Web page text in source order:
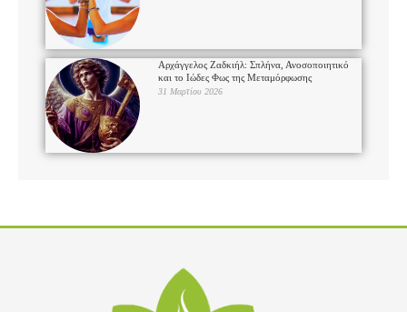
Αρχάγγελος Ζαδκιήλ: Σπλήνα, Ανοσοποιητικό
και το Ιώδες Φως της Μεταμόρφωσης
31 Μαρτίου 2026